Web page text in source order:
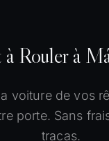
Rouler à
voiture de vos
porte. Sans
tracas.